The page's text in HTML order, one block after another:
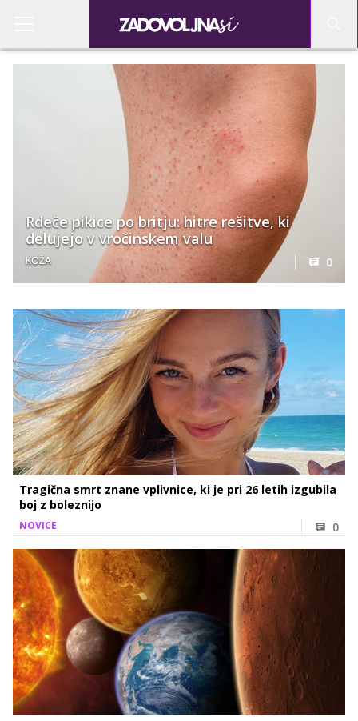
Rdeče pikice po britju: hitre rešitve, ki
delujejo v vročinskem valu
KOŽA 0
Tragična smrt znane vplivnice, ki je pri 26 letih izgubila
boj z boleznijo
NOVICE 0